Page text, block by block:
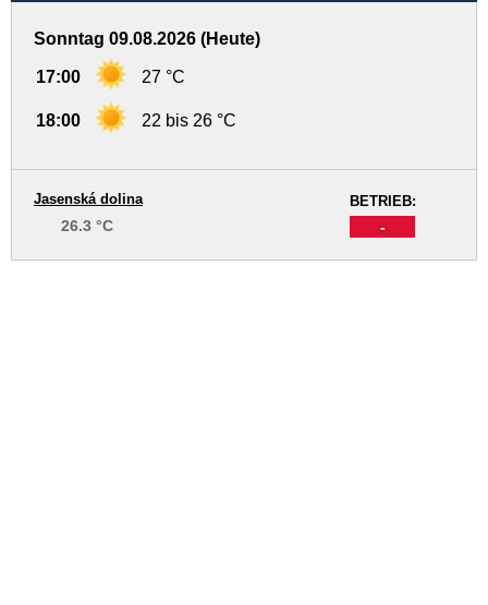
Sonntag 09.08.2026 (Heute)
17:00 27 °C
18:00 22 bis 26 °C
BETRIEB:
-
Jasenská dolina
26.3 °C